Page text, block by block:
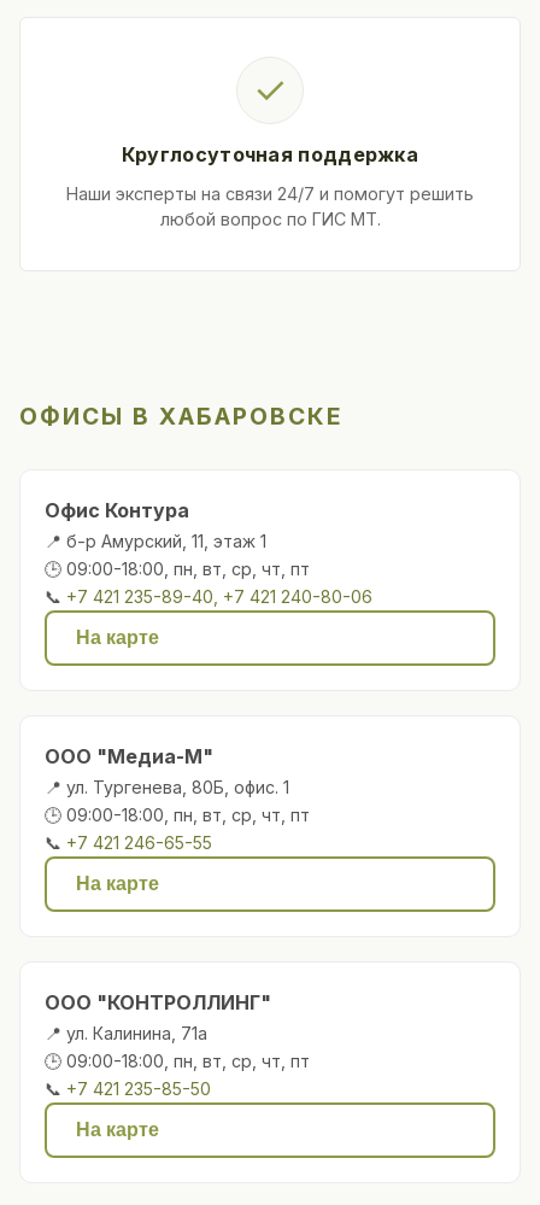
✓
Круглосуточная поддержка
Наши эксперты на связи 24/7 и помогут решить
любой вопрос по ГИС МТ.
ОФИСЫ В ХАБАРОВСКЕ
Офис Контура
📍 б-р Амурский, 11, этаж 1
🕒 09:00-18:00, пн, вт, ср, чт, пт
📞 +7 421 235-89-40, +7 421 240-80-06
На карте
ООО "Медиа-М"
📍 ул. Тургенева, 80Б, офис. 1
🕒 09:00-18:00, пн, вт, ср, чт, пт
📞 +7 421 246-65-55
На карте
ООО "КОНТРОЛЛИНГ"
📍 ул. Калинина, 71а
🕒 09:00-18:00, пн, вт, ср, чт, пт
📞 +7 421 235-85-50
На карте